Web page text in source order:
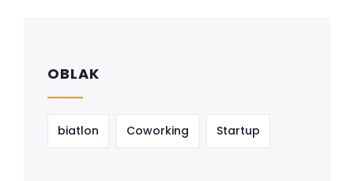
OBLAK
biatlon Coworking Startup